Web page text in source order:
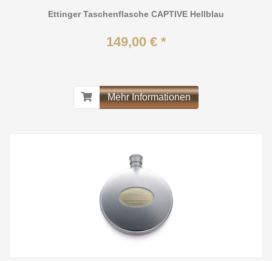
Ettinger Taschenflasche CAPTIVE Hellblau
149,00 € *
Mehr Informationen